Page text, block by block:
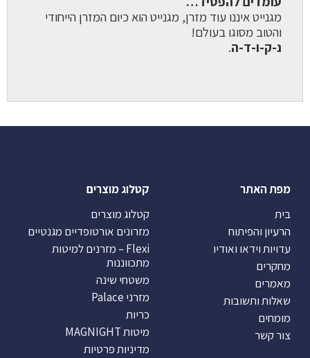
מגנייט איננו עוד מזרן, מגנייט הוא כיום המזרן הייחודי
והטוב מסוגו בעולם!
נ-ק-ו-ד-ה.
מפת האתר
בית
הרעיון והפיתוח
עדויות וידאו ואודיו
מחקרים
מאמרים
שאלות ותשובות
מומחים
צור קשר
קטלוג מוצרים
קטלוג מוצרים
מזרונים אורטופדיים מגנטיים
Flexi – מזרנים למיטות
מתכווננות
משטחי שינה
מזרני Palace
כריות
מיטות MAGNIGHT
מדיניות פרטיות